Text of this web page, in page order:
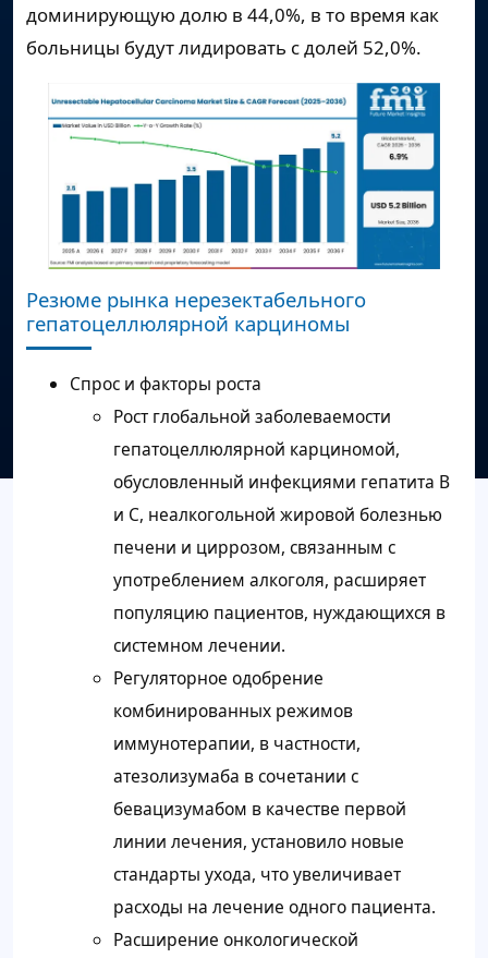
доминирующую долю в 44,0%, в то время как
больницы будут лидировать с долей 52,0%.
Резюме рынка нерезектабельного
гепатоцеллюлярной карциномы
Спрос и факторы роста
Рост глобальной заболеваемости
гепатоцеллюлярной карциномой,
обусловленный инфекциями гепатита B
и C, неалкогольной жировой болезнью
печени и циррозом, связанным с
употреблением алкоголя, расширяет
популяцию пациентов, нуждающихся в
системном лечении.
Регуляторное одобрение
комбинированных режимов
иммунотерапии, в частности,
атезолизумаба в сочетании с
бевацизумабом в качестве первой
линии лечения, установило новые
стандарты ухода, что увеличивает
расходы на лечение одного пациента.
Расширение онкологической